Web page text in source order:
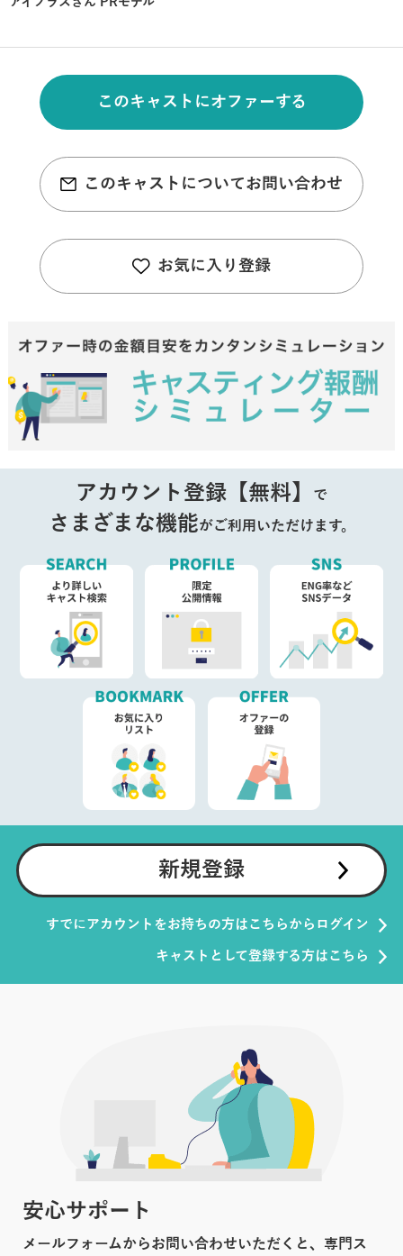
このキャストにオファーする
このキャストについてお問い合わせ
お気に入り登録
アカウント登録【無料】 で
さまざまな機能がご利用いただけます。
新規登録
すでにアカウントをお持ちの方はこちらからログイン
キャストとして登録する方はこちら
安心サポート
メールフォームからお問い合わせいただくと、専門ス